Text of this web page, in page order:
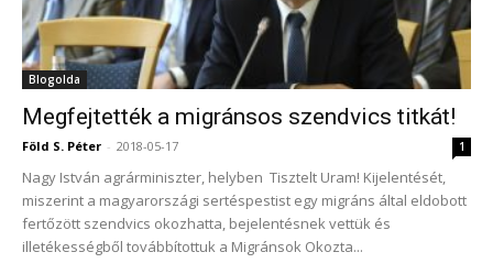
Blogolda
Megfejtették a migránsos szendvics titkát!
Föld S. Péter - 2018-05-17 1
Nagy István agrárminiszter, helyben Tisztelt Uram! Kijelentését,
miszerint a magyarországi sertéspestist egy migráns által eldobott
fertőzött szendvics okozhatta, bejelentésnek vettük és
illetékességből továbbítottuk a Migránsok Okozta...